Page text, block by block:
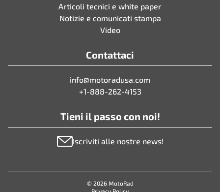
Articoli tecnici e white paper
Notizie e comunicati stampa
Video
Contattaci
info@motoradusa.com
+1-888-262-4153
Tieni il passo con noi!
Iscriviti alle nostre news!
© 2026 MotoRad